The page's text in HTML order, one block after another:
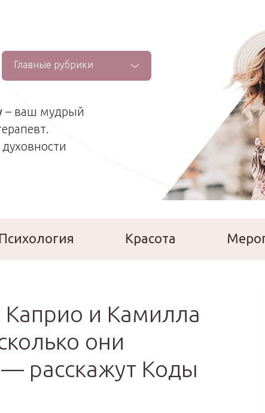
Главные рубрики
– ваш мудрый
Психология Красота
и Камилла
они
расскажут Коды